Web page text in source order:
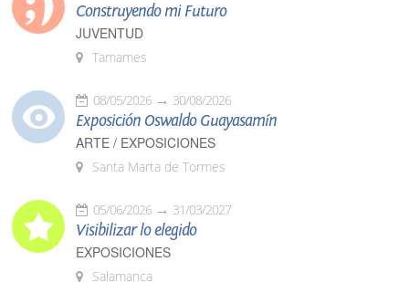
Construyendo mi Futuro
JUVENTUD
Tamames
08/05/2026 30/08/2026
Exposición Oswaldo Guayasamín
ARTE / EXPOSICIONES
Santa Marta de Tormes
05/06/2026 31/03/2027
Visibilizar lo elegido
EXPOSICIONES
Salamanca